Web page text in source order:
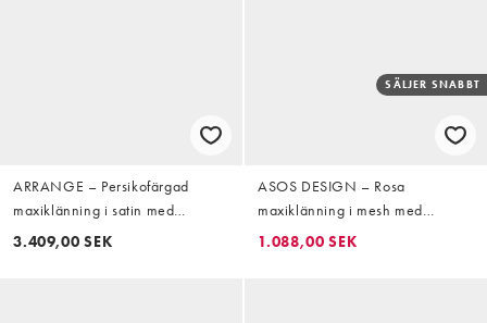
ARRANGE – Persikofärgad
maxiklänning i satin med
utsmyckade prickar
3.409,00 SEK
SÄLJER SNABBT
ASOS DESIGN – Rosa
maxiklänning i mesh med
pärlutsmyckade snäckdetaljer
1.088,00 SEK